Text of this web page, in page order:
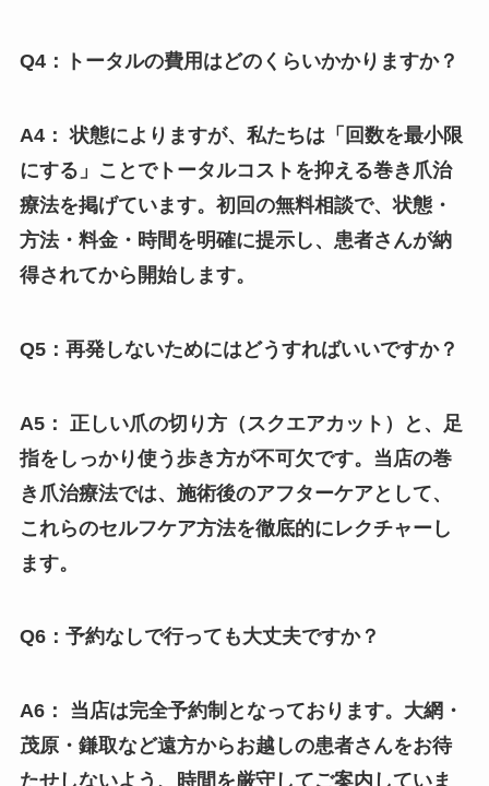
Q4：トータルの費用はどのくらいかかりますか？
A4： 状態によりますが、私たちは「回数を最小限
にする」ことでトータルコストを抑える巻き爪治
療法を掲げています。初回の無料相談で、状態・
方法・料金・時間を明確に提示し、患者さんが納
得されてから開始します。
Q5：再発しないためにはどうすればいいですか？
A5： 正しい爪の切り方（スクエアカット）と、足
指をしっかり使う歩き方が不可欠です。当店の巻
き爪治療法では、施術後のアフターケアとして、
これらのセルフケア方法を徹底的にレクチャーし
ます。
Q6：予約なしで行っても大丈夫ですか？
A6： 当店は完全予約制となっております。大網・
茂原・鎌取など遠方からお越しの患者さんをお待
たせしないよう、時間を厳守してご案内していま